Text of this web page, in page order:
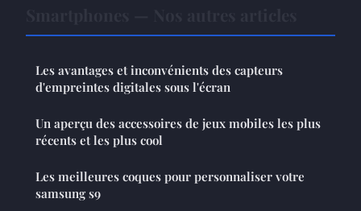
Les avantages et inconvénients des capteurs
d'empreintes digitales sous l'écran
Un aperçu des accessoires de jeux mobiles les plus
récents et les plus cool
Les meilleures coques pour personnaliser votre
samsung s9